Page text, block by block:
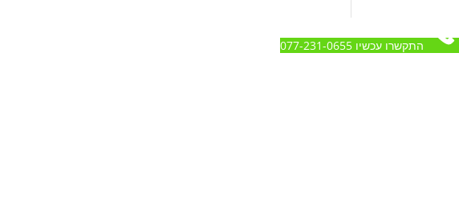
התקשרו עכשיו 077-231-0655